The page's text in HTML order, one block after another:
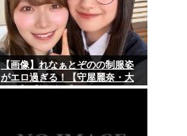
【画像】れなぁとぞのの制服姿
がエロ過ぎる！【守屋麗奈・大
園玲】【櫻坂46】